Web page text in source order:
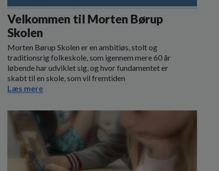
Velkommen til Morten Børup
Skolen
Morten Børup Skolen er en ambitiøs, stolt og
traditionsrig folkeskole, som igennem mere 60 år
løbende har udviklet sig, og hvor fundamentet er
skabt til en skole, som vil fremtiden
Læs mere